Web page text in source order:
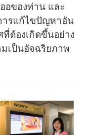
อของท่าน และ
ารแก้ไขปัญหาอัน
ต้องเกิดขึ้นอย่าง
เป็นอัจฉริยภาพ